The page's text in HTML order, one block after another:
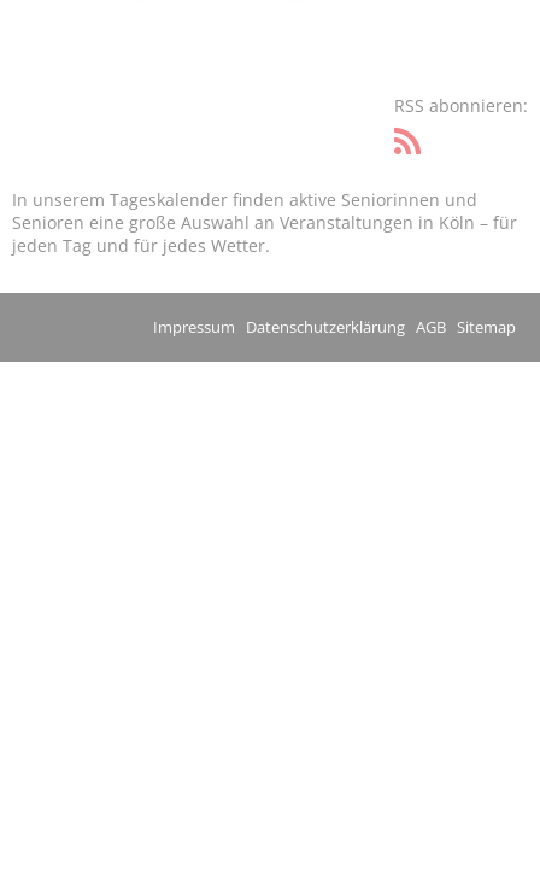
RSS abonnieren:
In unserem Tageskalender finden aktive Seniorinnen und
Senioren eine große Auswahl an Veranstaltungen in Köln – für
jeden Tag und für jedes Wetter.
Impressum Datenschutzerklärung AGB Sitemap